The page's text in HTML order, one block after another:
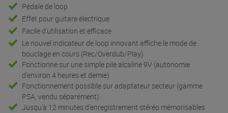
Pédale de loop
Effet pour guitare électrique
Facile d’utilisation et efficace
Le nouvel indicateur de loop innovant affiche le mode de
bouclage en cours (Rec/Overdub/Play)
Fonctionne sur une simple pile alcaline 9V (autonomie
d’environ 4 heures et demie)
Fonctionnement possible sur adaptateur secteur (gamme
PSA, vendu séparément)
Jusqu’à 12 minutes d’enregistrement stéréo mémorisables